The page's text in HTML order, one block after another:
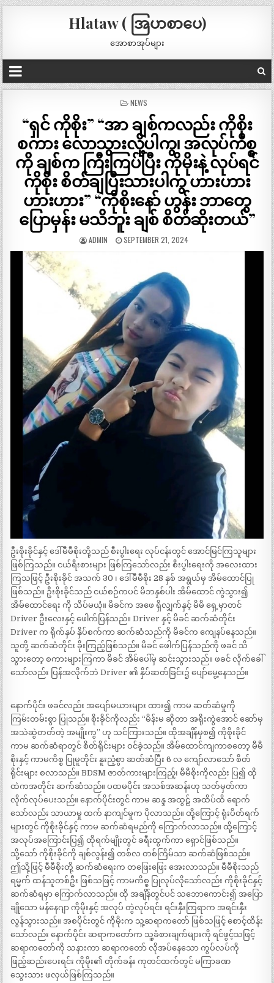
Hlataw ( အြပာစာပေ)
အောစာအုပ်များ
POSTED
NEWS
“ရှင် ကိုစိုး” “အာ ချစ်ကလည်း ကိုစိုး
စကား လောသွားလို့ပါကွ၊ အလုပ်ကိစ္စ
ကို ချစ်က ကြီးကြပ်ပြီး ကိုမိုးနဲ့ လုပ်ရင်
ကိုစိုး စိတ်ချပြီးသားပါကွ ဟားဟား
ဟားဟား” “ကိုစိုးနော် ဟွန်း ဘာတွေ
ပြောမှန်း မသိဘူး ချစ် စိတ်ဆိုးတယ်”
ADMIN SEPTEMBER 21, 2024
ဦးစိုးခိုင်နှင့် ဒေါ်မီမီစိုးတို့သည် စီးပွါးရေး လုပ်ငန်းတွင် အောင်မြင်ကြသူများ
ဖြစ်ကြသည်။ ငယ်ရီးစားများ ဖြစ်ကြသော်လည်း စီးပွါးရေးကို အလေးထား
ကြသဖြင့် ဦးစိုးခိုင် အသက် 30 ၊ ဒေါ်မီမီစိုး 28 နှစ် အရွယ်မှ အိမ်ထောင်ပြု
ဖြစ်သည်။ ဦးစိုးခိုင်သည် ငယ်စဉ်ကပင် မိဘနှစ်ပါး အိမ်ထောင် ကွဲသွား၍
အိမ်ထောင်ရေး ကို သိပ်မယုံ။ မိခင်က အဖေ ရှိလျှက်နှင့် မိမိ ရှေ့မှာတင်
Driver ဦးလေးနှင့် ဖေါက်ပြန်သည်။ Driver နှင့် မိခင် ဆက်ဆံတိုင်း
Driver က ရိုက်နှပ် နှိပ်စက်ကာ ဆက်ဆံသည်ကို မိခင်က ကျေနပ်နေသည်။
သူတို့ ဆက်ဆံတိုင်း ခိုးကြည့်ဖြစ်သည်။ မိခင် ဖေါက်ပြန်သည်ကို ဖခင် သိ
သွားတော့ စကားများကြကာ မိခင် အိမ်ပေါ်မှ ဆင်းသွားသည်။ ဖခင် လိုက်ခေါ်
သော်လည်း ပြန်အလိုက်ဘဲ Driver ၏ နှိပ်ဆတ်ခြင်း၌ ပျော်မွေ့နေသည်။
နောက်ပိုင်း ဖခင်လည်း အပျော်မယားများ ထား၍ ကာမ ဆတ်ဆံမှုကို
ကြမ်းတမ်းစွာ ပြုသည်။ စိုးခိုင်ကိုလည်း “မိန်းမ ဆိုတာ အရိုးကွဲအောင် ဆော်မှ
အသဲဆွဲတတ်တဲ့ အမျိုးကွ” ဟု သင်ကြားသည်။ ထိုအချိန်မှစ၍ ကိုစိုးခိုင်
ကာမ ဆက်ဆံရာတွင် စိတ်ရိုင်းများ ဝင်ခဲ့သည်။ အိမ်ထောင်ကျကာစတော့ မီမီ
စိုးနှင့် ကာမကိစ္စ ပြုမူတိုင်း နူးညံ့စွာ ဆတ်ဆံပြီး 6 လ ကျော်လာသော် စိတ်
ရိုင်းများ စလာသည်။ BDSM ဇာတ်ကားများကြည့်၊ မီမီစိုးကိုလည်း ပြ၍ ထို
ထဲကအတိုင်း ဆက်ဆံသည်။ ပထမပိုင်း အသစ်အဆန်းဟု သတ်မှတ်ကာ
လိုက်လုပ်ပေးသည်။ နောက်ပိုင်းတွင် ကာမ ဆန္ဒ အထွဠ် အထိပ်ထိ ရောက်
သော်လည်း သာယာမှု ထက် နာကျင်မှုက ပိုလာသည်။ ထို့ကြောင့် ရုံးပိတ်ရက်
များတွင် ကိုစိုးခိုင်နှင့် ကာမ ဆက်ဆံရမည်ကို ကြောက်လာသည်။ ထို့ကြောင့်
အလုပ်အကြောင်းပြ၍ ထိုရက်မျိုးတွင် ခရီးထွက်ကာ ရှောင်ဖြစ်သည်။
သို့သော် ကိုစိုးခိုင်ကို ချစ်လွန်း၍ တစ်လ တစ်ကြိမ်သာ ဆက်ဆံဖြစ်သည်။
ဤသို့ဖြင့် မီမီစိုးတို့ ဆက်ဆံရေးက တဖြေးဖြေး အေးလာသည်။ မီမီစိုးသည်
ရမ္မက် ထန်သူတစ်ဦး ဖြစ်သဖြင့် ကာမကိစ္စ ပြုလုပ်လိုသော်လည်း ကိုစိုးခိုင်နှင့်
ဆက်ဆံရမှာ ကြောက်လာသည်။ ထို အချိန်တွင်ပင် သဘောကောင်း၍ အပြော
ချိုသော မန်နေဂျာ ကိုမိုးနှင့် အလုပ် တွဲလုပ်ရင်း ရင်းနှီးကြရာက အရင်းနှီး
လွန်သွားသည်။ အစပိုင်းတွင် ကိုမိုးက သူ့ဆရာကတော် ဖြစ်သဖြင့် စောင့်ထိန်း
သော်လည်း နောက်ပိုင်း ဆရာကတော်က သူ့ခံစားချက်များကို ရင်ဖွင့်သဖြင့်
ဆရာကတော်ကို သနားကာ ဆရာကတော် လိုအပ်နေသော ကွပ်လပ်ကို
ဖြည့်ဆည်းပေးရင်း ကိုမိုး၏ တိုက်ခန်း ကုတင်ထက်တွင် မကြာခဏ
သွေးသား ဖလှယ်ဖြစ်ကြသည်။